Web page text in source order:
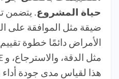
حياة المشروع. يتضمن
ضيقة مثل الموافقة
الأمراض دائمًا خطوة
هذا لقياس مدى جودة أداء